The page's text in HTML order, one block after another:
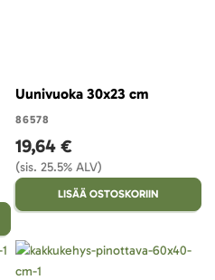
Uunivuoka 30x23 cm
86578
19,64 €
(sis. 25.5% ALV)
LISÄÄ OSTOSKORIIN